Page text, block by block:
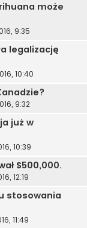
może
9:35
legalizację
10:40
9:32
już w
10:39
$500,000.
12:19
stosowania
11:49